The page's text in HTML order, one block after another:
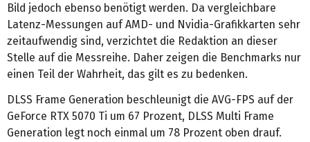
Bild jedoch ebenso benötigt werden. Da vergleichbare
Latenz-Messungen auf AMD- und Nvidia-Grafikkarten sehr
zeitaufwendig sind, verzichtet die Redaktion an dieser
Stelle auf die Messreihe. Daher zeigen die Benchmarks nur
einen Teil der Wahrheit, das gilt es zu bedenken.
DLSS Frame Generation beschleunigt die AVG-FPS auf der
GeForce RTX 5070 Ti um 67 Prozent, DLSS Multi Frame
Generation legt noch einmal um 78 Prozent oben drauf.